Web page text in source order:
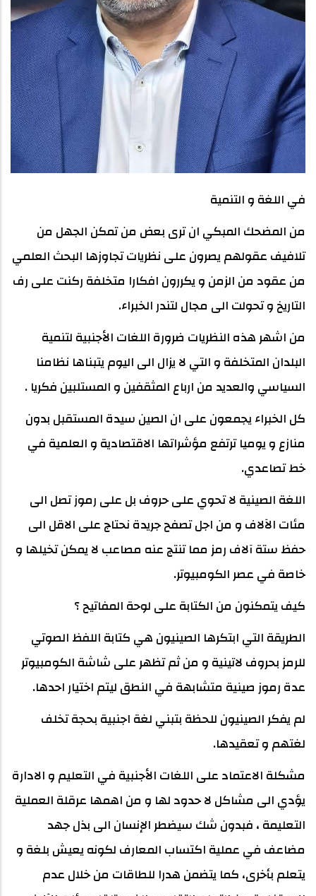
في اللغة و التنمية
من المضحك المبكي ان ترى بعض من تمكن الجهل من
تلافيف عقولهم يصرون على نظريات تجاوزها البحث العلمي
من عقود من الزمن و يكررون افكارا متخلفة ركنت على رف
التاريخ و تحولت الى مجال لتندر الخبراء.
من اشهر هذه النظريات ضرورة اللغات الأجنبية لتنمية
البلدان المتخلفة و التي لا يزال الى اليوم يتبناها نظامنا
السياسي والعديد من ارباع المثقفين و المستلبين فكريا .
كل الخبراء يجمعون على ان الصين سيدة المستقبل بدون
منازع و يوميا ترتفع مؤشراتها الاقتصادية و العلمية في
خط تصاعدي.
اللغة الصينية لا تحوي على حروف بل على رموز تصل الى
مئات الآلاف و من اجل تصفح جريدة نحتاج على الاقل الى
حفظ ستة آلاف رمز مما تنتج عنه مصاعب لا يمكن تخيلها و
خاصة في عصر الكومبيوتر.
كيف يتمكنون من الكتابة على لوحة المفاتيح ؟
الطريقة التي ابتكرها الصينيون هي كتابة اللفظ الصوتي
للرمز بحروف لاتينية و من ثم تظهر على شاشة الكومبيوتر
عدة رموز صينية متشابهة في النطق ليتم اختيار احدها.
لم يفكر الصينيون للحظة بتبني لغة اجنبية بحجة تخلف
لغتهم و تعقيدها.
مشكلة الاعتماد على اللغات الأجنبية في التعليم و الادارة
يؤدي الى مشاكل لا حدود لها و من اهمها عرقلة العملية
التعليمة ، فبدون شك سيضطر الإنسان الى بذل جهد
مضاعف في عملية اكتساب المعارف لكونه يعيش بلغة و
يتعلم بأخرى، كما يتضمن هدرا للطاقات من خلال عدم